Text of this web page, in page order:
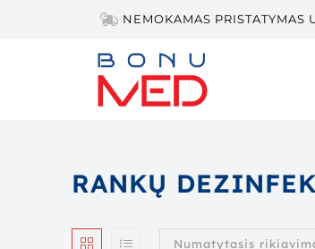
NEMOKAMAS PRISTATYMAS
RANKŲ
Numatytasis